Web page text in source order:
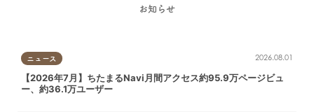
お知らせ
ニュース 2026.08.01
【2026年7月】ちたまるNavi月間アクセス約95.9万ページビュ
ー、約36.1万ユーザー